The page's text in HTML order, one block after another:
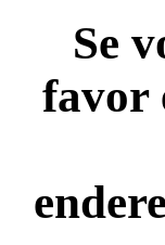
Se
favor